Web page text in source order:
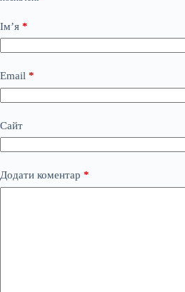
Ім’я *
Email *
Сайт
Додати коментар *